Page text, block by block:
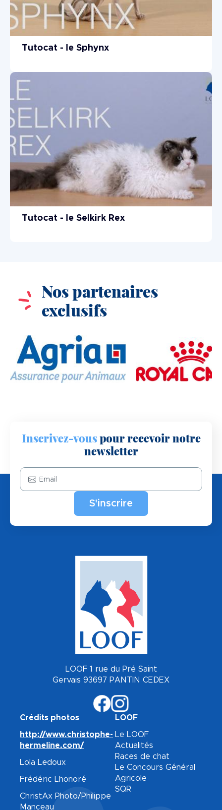
Tutocat - le Sphynx
Tutocat - le Selkirk Rex
Nos partenaires
exclusifs
Inscrivez-vouspour recevoir notre
newsletter
LOOF 1 rue du Pré Saint
Gervais 93697 PANTIN CEDEX
Crédits photos
http://www.christophe-
hermeline.com/
Lola Ledoux
Frédéric Lhonoré
ChristAx Photo/Philippe
Manceau
LOOF
Le LOOF
Actualités
Races de chat
Le Concours Général
Agricole
SQR